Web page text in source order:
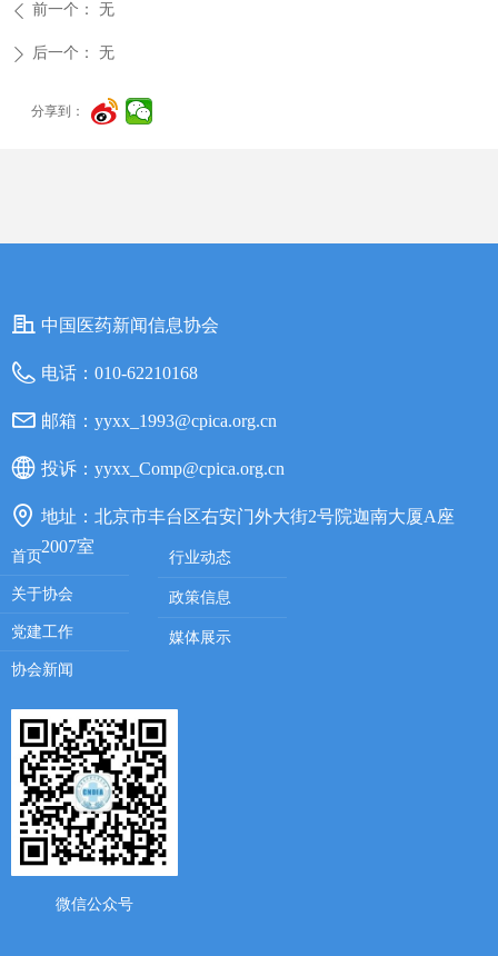
ꄴ 前一个： 无
ꄲ 后一个： 无
分享到：
微信公众号
首页
关于协会
党建工作
协会新闻
行业动态
政策信息
媒体展示
中国医药新闻信息协会
电话： 010-62210168
邮箱： yyxx_1993@cpica.org.cn
投诉： yyxx_Comp@cpica.org.cn
地址： 北京市丰台区右安门外大街2号院迦南大厦A座
2007室